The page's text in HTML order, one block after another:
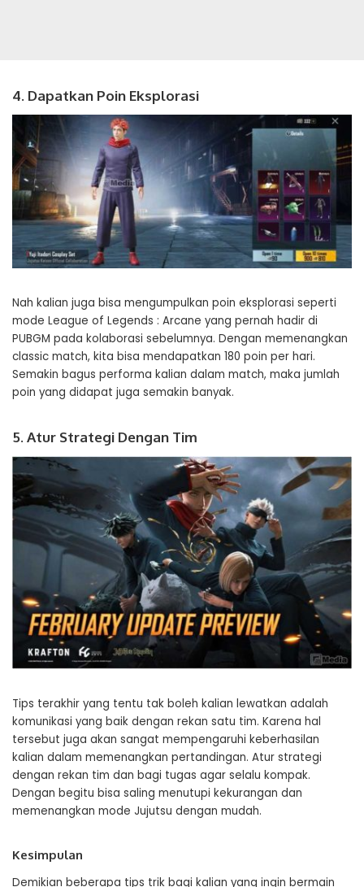
4. Dapatkan Poin Eksplorasi
Nah kalian juga bisa mengumpulkan poin eksplorasi seperti
mode League of Legends : Arcane yang pernah hadir di
PUBGM pada kolaborasi sebelumnya. Dengan memenangkan
classic match, kita bisa mendapatkan 180 poin per hari.
Semakin bagus performa kalian dalam match, maka jumlah
poin yang didapat juga semakin banyak.
5. Atur Strategi Dengan Tim
Tips terakhir yang tentu tak boleh kalian lewatkan adalah
komunikasi yang baik dengan rekan satu tim. Karena hal
tersebut juga akan sangat mempengaruhi keberhasilan
kalian dalam memenangkan pertandingan. Atur strategi
dengan rekan tim dan bagi tugas agar selalu kompak.
Dengan begitu bisa saling menutupi kekurangan dan
memenangkan mode Jujutsu dengan mudah.
Kesimpulan
Demikian beberapa tips trik bagi kalian yang ingin bermain